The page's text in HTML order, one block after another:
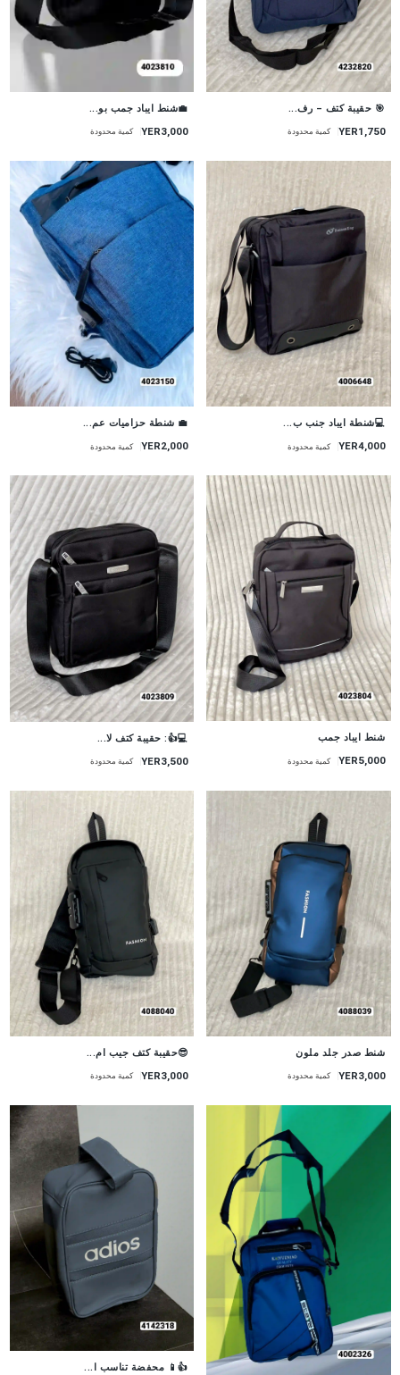
🎯 حقيبة كتف – رف...
YER1,750 كمية محدودة
💼شنط ايباد جمب بو...
YER3,000 كمية محدودة
💻شنطة ايباد جنب ب...
YER4,000 كمية محدودة
💼 شنطة حزاميات عم...
YER2,000 كمية محدودة
شنط ايباد جمب
YER5,000 كمية محدودة
💻👍: حقيبة كتف لا...
YER3,500 كمية محدودة
شنط صدر جلد ملون
YER3,000 كمية محدودة
😎حقيبة كتف جيب ام...
YER3,000 كمية محدودة
👍📱 محفضة تناسب ا...